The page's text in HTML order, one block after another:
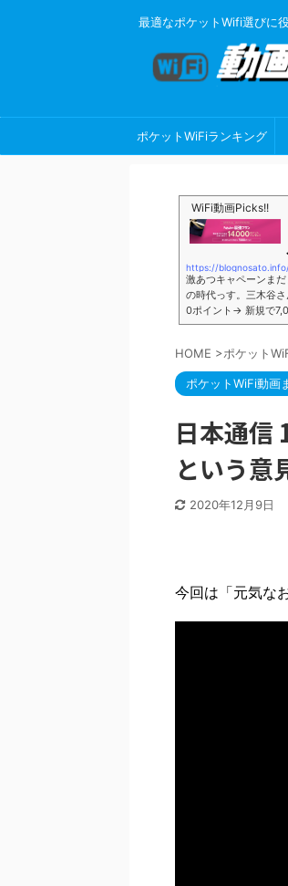
最適なポケットWifi選びに
ポケットWiFiランキング
WiFi動画Picks!!
https://
激あつキャペーンま
の時代っす。三木谷
0ポイント→ 新規で
ペーン＼激熱の三木
■キャンペーン概要三
HOME >ポケット
ポケットWiFi動画
日本通信
という意
2020年12月9日
今回は「元気な